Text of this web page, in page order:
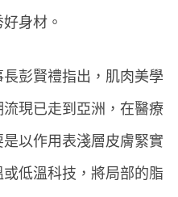
身材。
彭賢禮指出，肌肉美學
現已走到亞洲，在醫療
以作用表淺層皮膚緊實
低溫科技，將局部的脂